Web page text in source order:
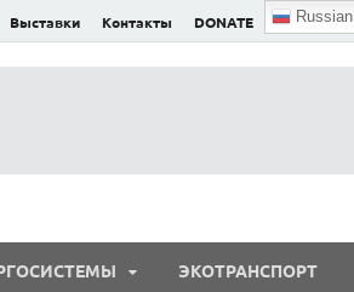
Выставки Контакты DONATE Russian
ЭКОТРАНСПОРТ